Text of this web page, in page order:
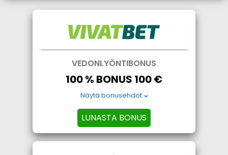
VEDONLYÖNTIBONUS
100 % BONUS 100 €
Näytä bonusehdot
LUNASTA BONUS